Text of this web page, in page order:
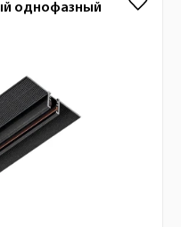
однофазный